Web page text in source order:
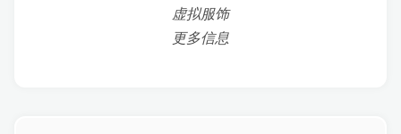
虚拟服饰
更多信息